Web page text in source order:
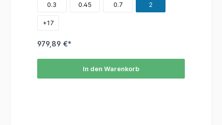
0.3
0.45 0.7 2
+17
979,89 €*
In den Warenkorb